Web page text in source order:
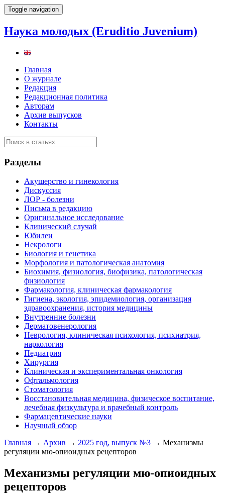
Toggle navigation
Наука молодых (Eruditio Juvenium)
Главная
О журнале
Редакция
Редакционная политика
Авторам
Архив выпусков
Контакты
Разделы
Акушерство и гинекология
Дискуссия
ЛОР - болезни
Письма в редакцию
Оригинальное исследование
Клинический случай
Юбилеи
Некрологи
Биология и генетика
Морфология и патологическая анатомия
Биохимия, физиология, биофизика, патологическая
физиология
Фармакология, клиническая фармакология
Гигиена, экология, эпидемиология, организация
здравоохранения, история медицины
Внутренние болезни
Дерматовенерология
Неврология, клиническая психология, психиатрия,
наркология
Педиатрия
Хирургия
Клиническая и экспериментальная онкология
Офтальмология
Стоматология
Восстановительная медицина, физическое воспитание,
лечебная физкультура и врачебный контроль
Фармацевтические науки
Научный обзор
Главная → Архив → 2025 год, выпуск №3 → Механизмы
регуляции мю-опиоидных рецепторов
Механизмы регуляции мю-опиоидных
рецепторов